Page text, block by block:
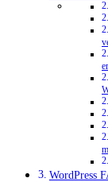
WordPress